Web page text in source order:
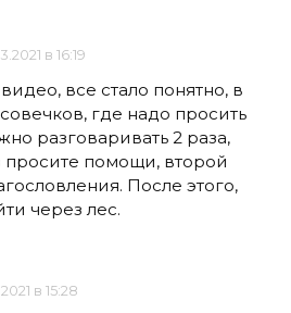
в 16:19
все стало понятно, в
где надо просить
разговаривать 2 раза,
помощи, второй
После этого,
через лес.
в 15:28